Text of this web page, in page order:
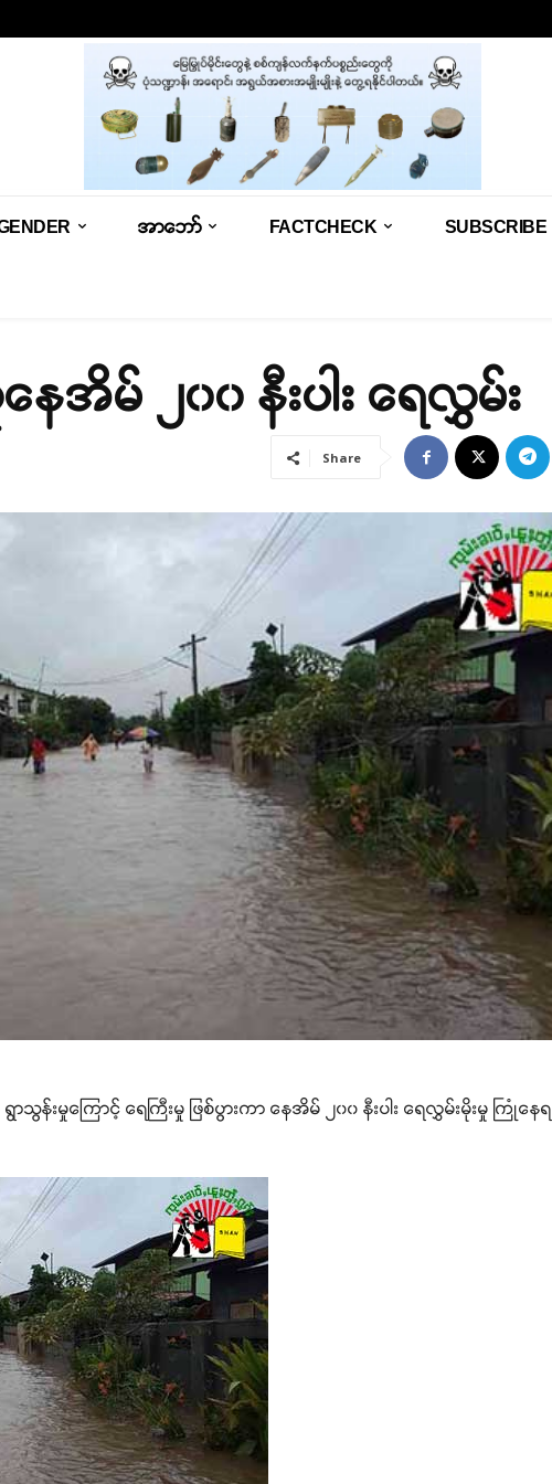
အာဘော် FACTCHECK SUBSCRIBE
အိမ် ၂၀၀ နီးပါး ရေလွှမ်း
Share
မှုကြောင့် ရေကြီးမှု ဖြစ်ပွားကာ နေအိမ် ၂၀၀ နီးပါး ရေလွှမ်းမိုးမှု ကြုံနေရ